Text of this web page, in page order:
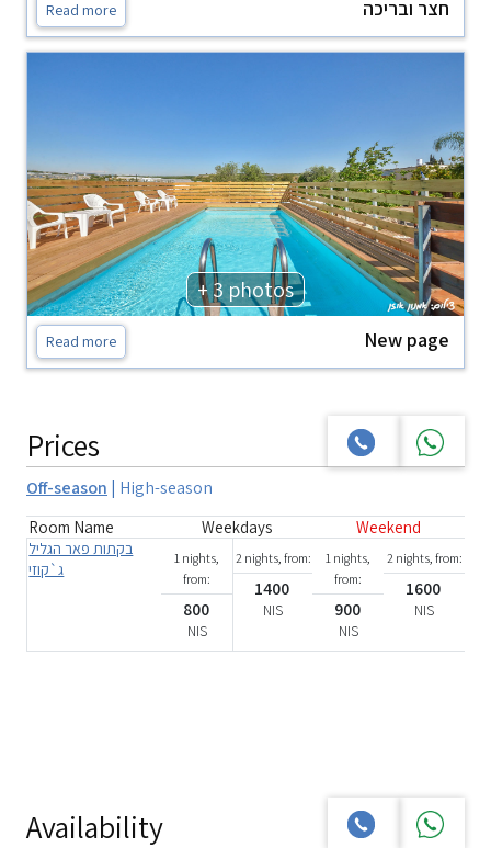
חצר ובריכה Read more
+ 3 photos
New page
Read more
Prices
Off-season | High-season
Room Name Weekdays Weekend
בקתות פאר הגליל
ג`קוזי
1 nights,
from:
800
NIS
2 nights, from:
1400
NIS
1 nights,
from:
900
NIS
2 nights, from:
1600
NIS
Availability